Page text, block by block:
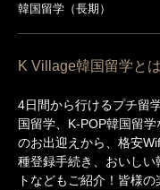
韓国留学（長期）
K Village韓国留学とは
4日間から行けるプチ留
国留学、K-POP韓国留
のお出迎えから、格安
種登録手続き、おいし
トなどもご紹介！皆様